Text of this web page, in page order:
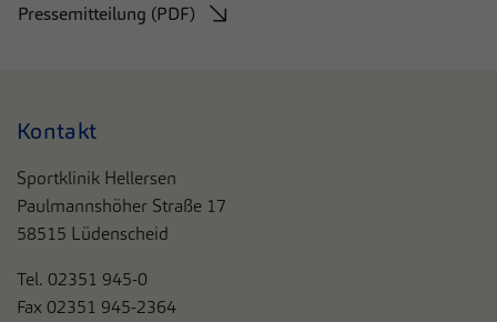
Pressemitteilung (PDF)
Kontakt
Sportklinik Hellersen
Paulmannshöher Straße 17
58515 Lüdenscheid
Tel. 02351 945-0
Fax 02351 945-2364